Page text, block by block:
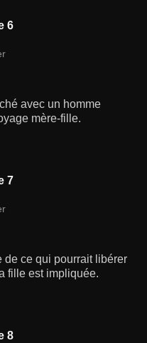
6
avec un homme
mère-fille.
7
de ce qui pourrait libérer
fille est impliquée.
8